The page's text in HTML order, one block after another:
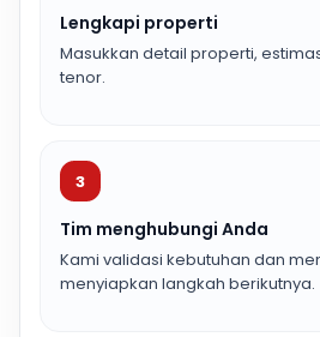
Lengkapi properti
Masukkan detail properti,
tenor.
3
Tim menghubungi Anda
Kami validasi kebutuhan dan
menyiapkan langkah berikutnya.